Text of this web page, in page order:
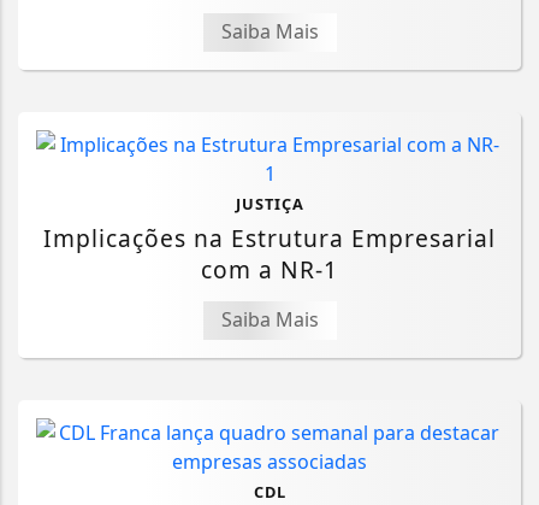
Saiba Mais
JUSTIÇA
Implicações na Estrutura Empresarial
com a NR-1
Saiba Mais
CDL